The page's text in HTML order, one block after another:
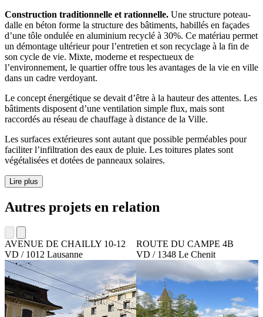
Construction traditionnelle et rationnelle. Une structure poteau-
dalle en béton forme la structure des bâtiments, habillés en façades
d’une tôle ondulée en aluminium recyclé à 30%. Ce matériau permet
un démontage ultérieur pour l’entretien et son recyclage à la fin de
son cycle de vie. Mixte, moderne et respectueux de
l’environnement, le quartier offre tous les avantages de la vie en ville
dans un cadre verdoyant.
Le concept énergétique se devait d’être à la hauteur des attentes. Les
bâtiments disposent d’une ventilation simple flux, mais sont
raccordés au réseau de chauffage à distance de la Ville.
Les surfaces extérieures sont autant que possible perméables pour
faciliter l’infiltration des eaux de pluie. Les toitures plates sont
végétalisées et dotées de panneaux solaires.
Lire plus
Autres projets en relation
AVENUE DE CHAILLY 10-12
VD / 1012 Lausanne
ROUTE DU CAMPE 4B
VD / 1348 Le Chenit